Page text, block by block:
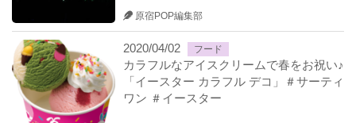
原宿POP編集部
2020/04/02 フード
カラフルなアイスクリームで春をお祝い♪
「イースター カラフル デコ」＃サーティ
ワン ＃イースター